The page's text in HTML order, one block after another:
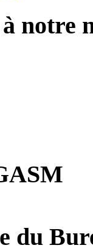
notre
du